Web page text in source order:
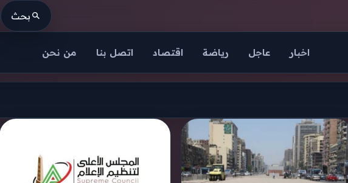
بحث
اخبار عاجل رياضة اقتصاد اتصل بنا من نحن